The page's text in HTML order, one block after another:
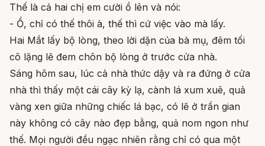
Thế là cả hai chị em cười ồ lên và nói:
- Ồ, chỉ có thế thôi à, thế thì cứ việc vào mà lấy.
Hai Mắt lấy bộ lòng, theo lời dặn của bà mụ, đêm tối
cô lặng lẽ đem chôn bộ lòng ở trước cửa nhà.
Sáng hôm sau, lúc cả nhà thức dậy và ra đứng ở cửa
nhà thì thấy một cái cây kỳ lạ, cành lá xum xuê, quả
vàng xen giữa những chiếc lá bạc, có lẽ ở trần gian
này không có cây nào đẹp bằng, quả nom ngon như
thế. Mọi người đều ngạc nhiên rằng chỉ có qua một